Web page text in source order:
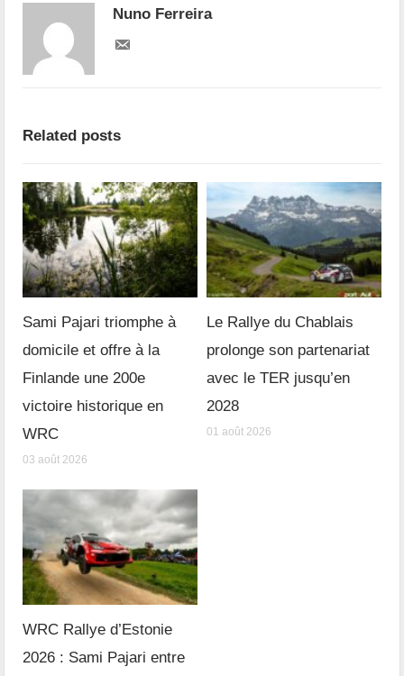
Nuno Ferreira
Related posts
Sami Pajari triomphe à
domicile et offre à la
Finlande une 200e
victoire historique en
WRC
03 août 2026
Le Rallye du Chablais
prolonge son partenariat
avec le TER jusqu’en
2028
01 août 2026
WRC Rallye d’Estonie
2026 : Sami Pajari entre